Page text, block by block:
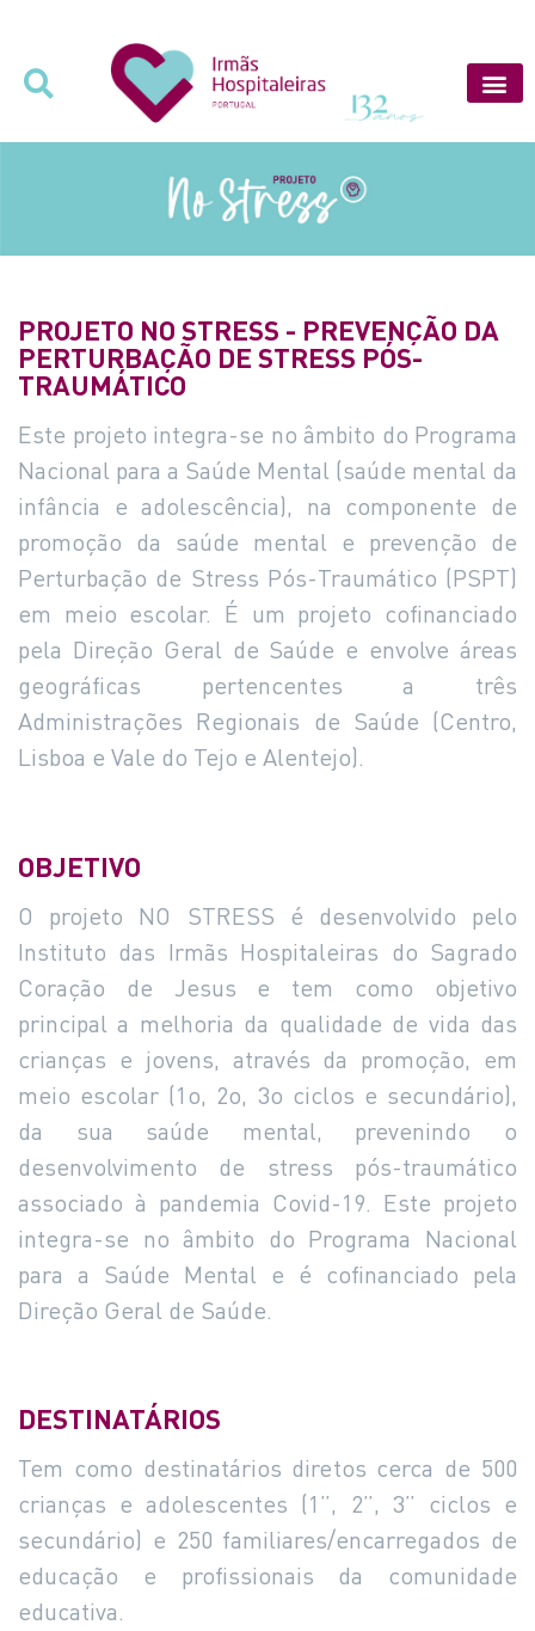
PROJETO NO STRESS - PREVENÇÃO DA
PERTURBAÇÃO DE STRESS PÓS-
TRAUMÁTICO
Este projeto integra-se no âmbito do Programa
Nacional para a Saúde Mental (saúde mental da
infância e adolescência), na componente de
promoção da saúde mental e prevenção de
Perturbação de Stress Pós-Traumático (PSPT)
em meio escolar. É um projeto cofinanciado
pela Direção Geral de Saúde e envolve áreas
geográficas pertencentes a três
Administrações Regionais de Saúde (Centro,
Lisboa e Vale do Tejo e Alentejo).
OBJETIVO
O projeto NO STRESS é desenvolvido pelo
Instituto das Irmãs Hospitaleiras do Sagrado
Coração de Jesus e tem como objetivo
principal a melhoria da qualidade de vida das
crianças e jovens, através da promoção, em
meio escolar (1o, 2o, 3o ciclos e secundário),
da sua saúde mental, prevenindo o
desenvolvimento de stress pós-traumático
associado à pandemia Covid-19. Este projeto
integra-se no âmbito do Programa Nacional
para a Saúde Mental e é cofinanciado pela
Direção Geral de Saúde.
DESTINATÁRIOS
Tem como destinatários diretos cerca de 500
crianças e adolescentes (1”, 2”, 3” ciclos e
secundário) e 250 familiares/encarregados de
educação e profissionais da comunidade
educativa.